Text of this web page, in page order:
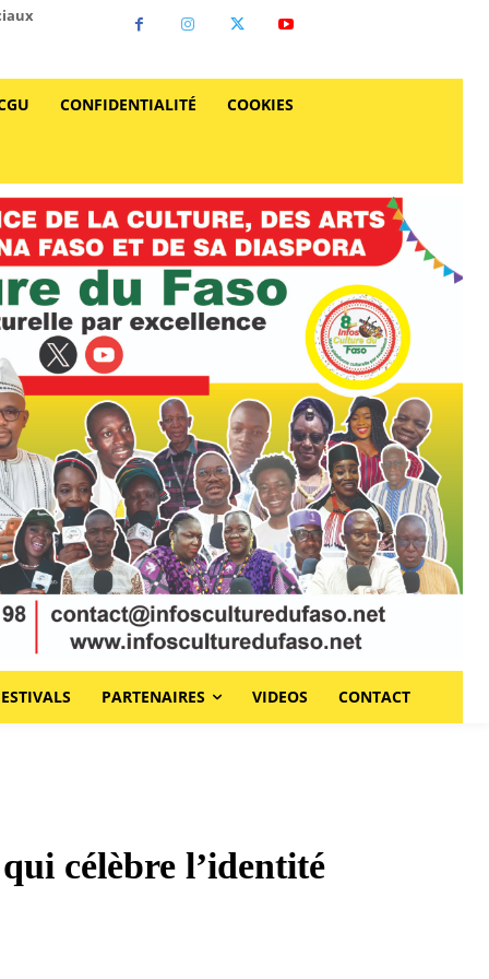
CONFIDENTIALITÉ COOKIES
PARTENAIRES VIDEOS CONTACT
célèbre l’identité